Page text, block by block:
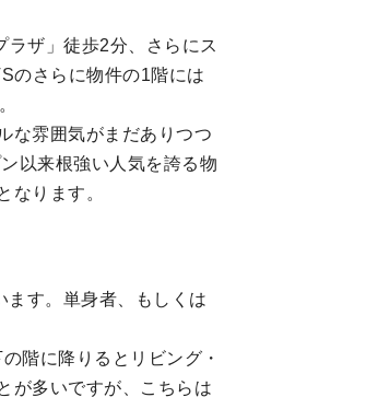
ザ」徒歩2分、さらにス
のさらに物件の1階には
な雰囲気がまだありつつ
以来根強い人気を誇る物
なります。
ます。単身者、もしくは
階に降りるとリビング・
が多いですが、こちらは